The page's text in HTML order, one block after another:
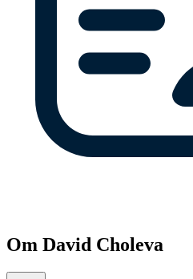
Om David Choleva